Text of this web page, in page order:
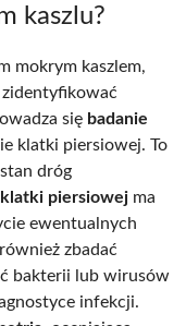
kaszlu?
mokrym kaszlem,
zidentyfikować
się badanie
klatki piersiowej. To
dróg
piersiowej ma
ewentualnych
zbadać
bakterii lub wirusów
infekcji.